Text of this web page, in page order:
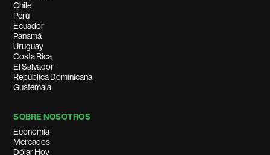
Chile
Perú
Ecuador
Panamá
Uruguay
Costa Rica
El Salvador
República Dominicana
Guatemala
SOBRE NOSOTROS
Economía
Mercados
Dólar Hoy